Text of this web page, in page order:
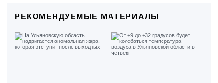
РЕКОМЕНДУЕМЫЕ МАТЕРИАЛЫ